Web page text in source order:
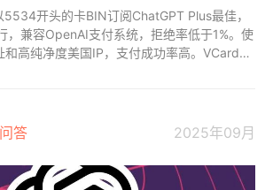
开头的卡BIN订阅ChatGPT Plus最佳，
，兼容OpenAI支付系统，拒绝率低于1%。使
和高纯净度美国IP，支付成功率高。VCard支
问答 2025年09月